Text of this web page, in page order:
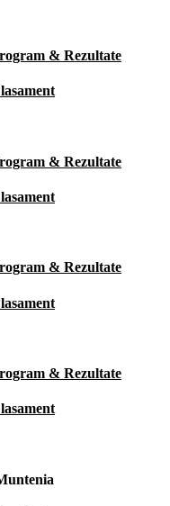
& Rezultate
& Rezultate
& Rezultate
& Rezultate